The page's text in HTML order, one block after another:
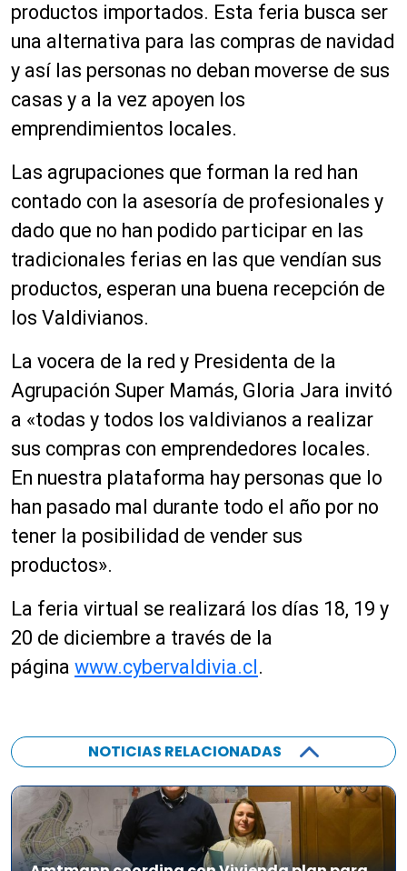
productos importados. Esta feria busca ser
una alternativa para las compras de navidad
y así las personas no deban moverse de sus
casas y a la vez apoyen los
emprendimientos locales.
Las agrupaciones que forman la red han
contado con la asesoría de profesionales y
dado que no han podido participar en las
tradicionales ferias en las que vendían sus
productos, esperan una buena recepción de
los Valdivianos.
La vocera de la red y Presidenta de la
Agrupación Super Mamás, Gloria Jara invitó
a «todas y todos los valdivianos a realizar
sus compras con emprendedores locales.
En nuestra plataforma hay personas que lo
han pasado mal durante todo el año por no
tener la posibilidad de vender sus
productos».
La feria virtual se realizará los días 18, 19 y
20 de diciembre a través de la
página www.cybervaldivia.cl.
NOTICIAS RELACIONADAS